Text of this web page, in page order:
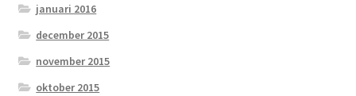
januari 2016
december 2015
november 2015
oktober 2015